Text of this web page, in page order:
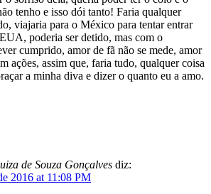
tenho e isso dói tanto! Faria qualquer
viajaria para o México para tentar entrar
poderia ser detido, mas com o
cumprido, amor de fã não se mede, amor
ações, assim que, faria tudo, qualquer coisa
a minha diva e dizer o quanto eu a amo.
de Souza Gonçalves diz:
2016 at 11:08 PM